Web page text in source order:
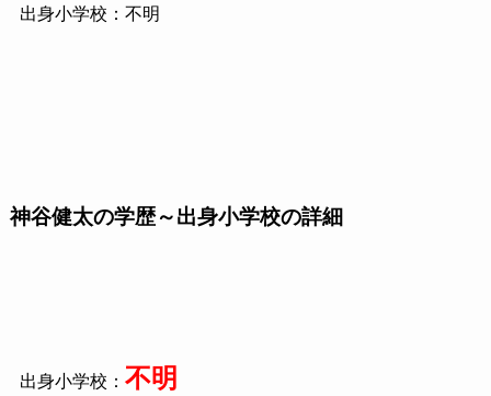
出身小学校：不明
神谷健太の学歴～出身小学校の詳細
出身小学校： 不明